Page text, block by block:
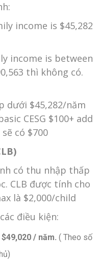
income is $45,282
income is between
thì không có.
dưới $45,282/năm
CESG $100+ add
sẽ có $700
có thu nhập thấp
CLB được tính cho
là $2,000/child
điều kiện:
$49,020 / năm. ( Theo số